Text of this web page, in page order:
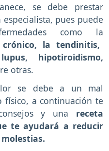
se debe prestar
pues puede
como la
la tendinitis,
hipotiroidismo,
otras.
se debe a un mal
físico, a continuación te
y una receta
te ayudará a reducir